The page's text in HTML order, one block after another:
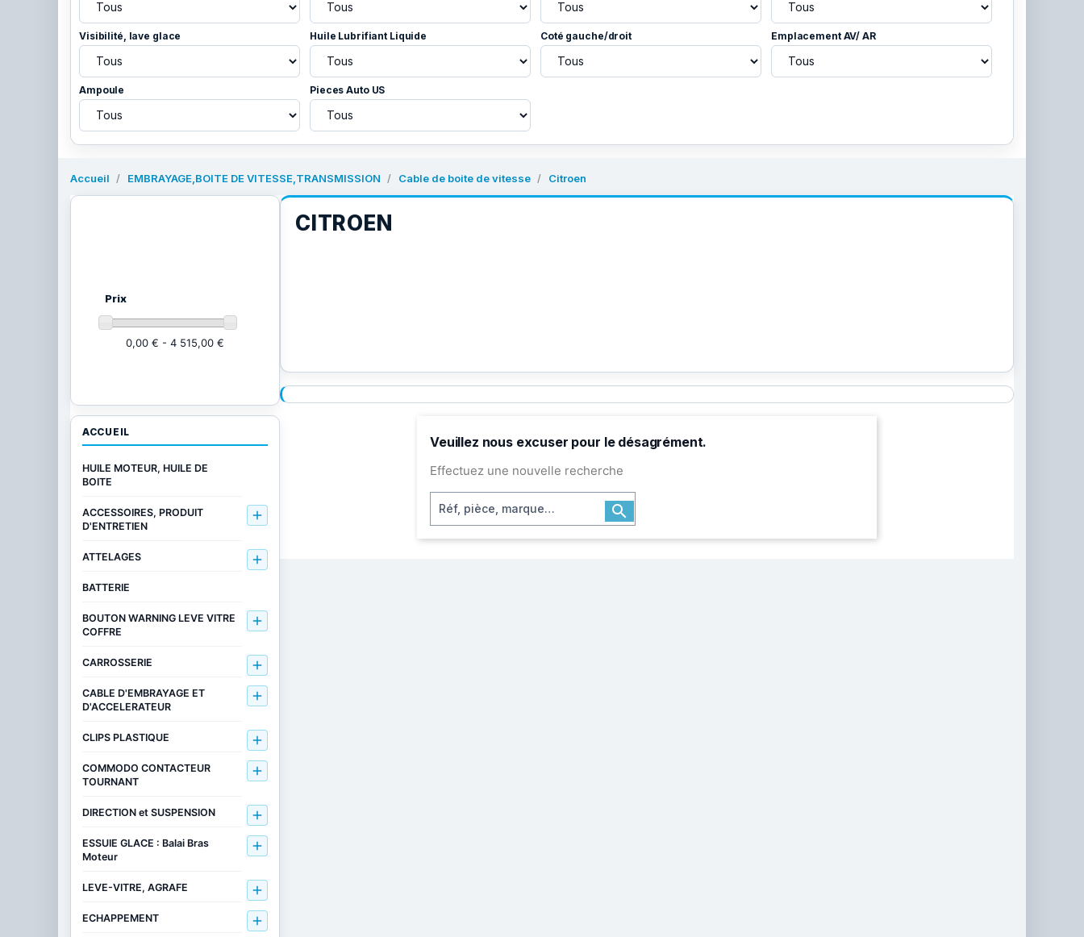
Visibilité, lave glace Huile Lubrifiant Liquide Coté gauche/droit Emplacement AV/ AR
Ampoule Pieces Auto US
Accueil EMBRAYAGE,BOITE DE VITESSE,TRANSMISSION Cable de boite de vitesse Citroen
CITROEN
Veuillez nous excuser pour le désagrément.
Effectuez une nouvelle recherche

Prix
0,00 € - 4 515,00 €
ACCUEIL
HUILE MOTEUR, HUILE DE
BOITE
ACCESSOIRES, PRODUIT
D'ENTRETIEN

ATTELAGES 
BATTERIE
BOUTON WARNING LEVE VITRE
COFFRE

CARROSSERIE 
CABLE D'EMBRAYAGE ET
D'ACCELERATEUR

CLIPS PLASTIQUE 
COMMODO CONTACTEUR
TOURNANT

DIRECTION et SUSPENSION 
ESSUIE GLACE : Balai Bras
Moteur

LEVE-VITRE, AGRAFE 
ECHAPPEMENT 